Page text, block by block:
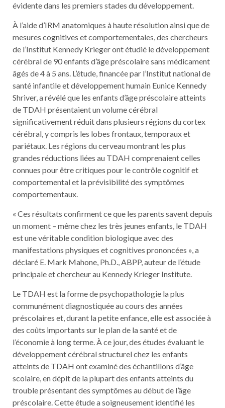
évidente dans les premiers stades du développement.
À l’aide d’IRM anatomiques à haute résolution ainsi que de
mesures cognitives et comportementales, des chercheurs
de l’Institut Kennedy Krieger ont étudié le développement
cérébral de 90 enfants d’âge préscolaire sans médicament
âgés de 4 à 5 ans. L’étude, financée par l’Institut national de
santé infantile et développement humain Eunice Kennedy
Shriver, a révélé que les enfants d’âge préscolaire atteints
de TDAH présentaient un volume cérébral
significativement réduit dans plusieurs régions du cortex
cérébral, y compris les lobes frontaux, temporaux et
pariétaux. Les régions du cerveau montrant les plus
grandes réductions liées au TDAH comprenaient celles
connues pour être critiques pour le contrôle cognitif et
comportemental et la prévisibilité des symptômes
comportementaux.
« Ces résultats confirment ce que les parents savent depuis
un moment – même chez les très jeunes enfants, le TDAH
est une véritable condition biologique avec des
manifestations physiques et cognitives prononcées », a
déclaré E. Mark Mahone, Ph.D., ABPP, auteur de l’étude
principale et chercheur au Kennedy Krieger Institute.
Le TDAH est la forme de psychopathologie la plus
communément diagnostiquée au cours des années
préscolaires et, durant la petite enfance, elle est associée à
des coûts importants sur le plan de la santé et de
l’économie à long terme. À ce jour, des études évaluant le
développement cérébral structurel chez les enfants
atteints de TDAH ont examiné des échantillons d’âge
scolaire, en dépit de la plupart des enfants atteints du
trouble présentant des symptômes au début de l’âge
préscolaire. Cette étude a soigneusement identifié les